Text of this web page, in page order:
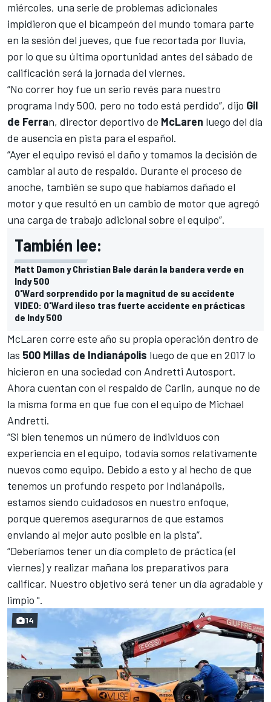
miércoles, una serie de problemas adicionales
impidieron que el bicampeón del mundo tomara parte
en la sesión del jueves, que fue recortada por lluvia,
por lo que su última oportunidad antes del sábado de
calificación será la jornada del viernes.
“No correr hoy fue un serio revés para nuestro
programa Indy 500, pero no todo está perdido”, dijo Gil
de Ferran, director deportivo de McLaren luego del día
de ausencia en pista para el español.
“Ayer el equipo revisó el daño y tomamos la decisión de
cambiar al auto de respaldo. Durante el proceso de
anoche, también se supo que habíamos dañado el
motor y que resultó en un cambio de motor que agregó
una carga de trabajo adicional sobre el equipo”.
También lee:
Matt Damon y Christian Bale darán la bandera verde en
Indy 500
O'Ward sorprendido por la magnitud de su accidente
VIDEO: O'Ward ileso tras fuerte accidente en prácticas
de Indy 500
McLaren corre este año su propia operación dentro de
las 500 Millas de Indianápolis luego de que en 2017 lo
hicieron en una sociedad con Andretti Autosport.
Ahora cuentan con el respaldo de Carlin, aunque no de
la misma forma en que fue con el equipo de Michael
Andretti.
“Si bien tenemos un número de individuos con
experiencia en el equipo, todavía somos relativamente
nuevos como equipo. Debido a esto y al hecho de que
tenemos un profundo respeto por Indianápolis,
estamos siendo cuidadosos en nuestro enfoque,
porque queremos asegurarnos de que estamos
enviando al mejor auto posible en la pista”.
“Deberíamos tener un día completo de práctica (el
viernes) y realizar mañana los preparativos para
calificar. Nuestro objetivo será tener un día agradable y
limpio ".
14